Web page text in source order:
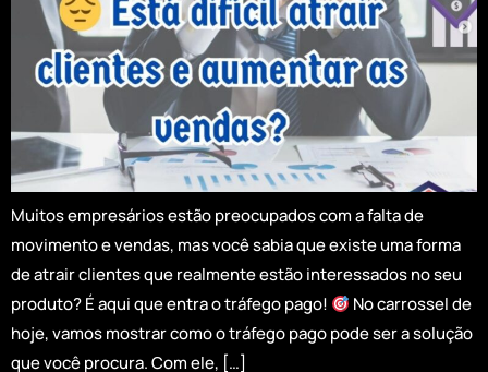
Muitos empresários estão preocupados com a falta de
movimento e vendas, mas você sabia que existe uma forma
de atrair clientes que realmente estão interessados no seu
produto? É aqui que entra o tráfego pago!
No carrossel de
hoje, vamos mostrar como o tráfego pago pode ser a solução
que você procura. Com ele, […]